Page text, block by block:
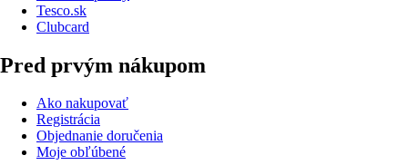
Tesco.sk
Clubcard
Pred prvým nákupom
Ako nakupovať
Registrácia
Objednanie doručenia
Moje obľúbené